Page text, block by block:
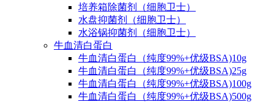
培养箱除菌剂（细胞卫士）
水盘抑菌剂（细胞卫士）
水浴锅抑菌剂（细胞卫士）
牛血清白蛋白
牛血清白蛋白（纯度99%+优级BSA)10g
牛血清白蛋白（纯度99%+优级BSA)25g
牛血清白蛋白（纯度99%+优级BSA)100g
牛血清白蛋白（纯度99%+优级BSA)500g